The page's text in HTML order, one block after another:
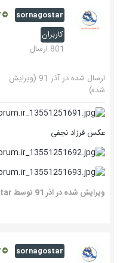
sornagostar
کاربران
801 ارسال
ارسال شده درآذر 91
(ویرایش
شده)
عکس فرزاد نجفی
ویرایش شده درآذر 91 توسط sornagostar
sornagostar